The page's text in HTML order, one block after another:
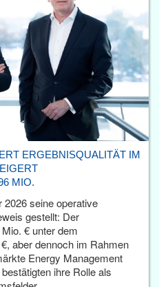
ERGEBNISQUALITÄT IM
MIO.
2026 seine operative
gestellt: Der
€ unter dem
aber dennoch im Rahmen
Energy Management
ihre Rolle als